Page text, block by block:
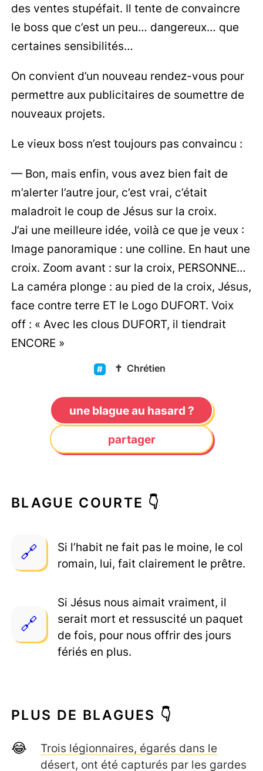
des ventes stupéfait. Il tente de convaincre
le boss que c’est un peu… dangereux… que
certaines sensibilités…
On convient d’un nouveau rendez-vous pour
permettre aux publicitaires de soumettre de
nouveaux projets.
Le vieux boss n’est toujours pas convaincu :
— Bon, mais enfin, vous avez bien fait de
m’alerter l’autre jour, c’est vrai, c’était
maladroit le coup de Jésus sur la croix.
J’ai une meilleure idée, voilà ce que je veux :
Image panoramique : une colline. En haut une
croix. Zoom avant : sur la croix, PERSONNE…
La caméra plonge : au pied de la croix, Jésus,
face contre terre ET le Logo DUFORT. Voix
off : « Avec les clous DUFORT, il tiendrait
ENCORE »
✝️ Chrétien
une blague au hasard ?
partager
BLAGUE COURTE 👇
Si l’habit ne fait pas le moine, le col
romain, lui, fait clairement le prêtre.
Si Jésus nous aimait vraiment, il
serait mort et ressuscité un paquet
de fois, pour nous offrir des jours
fériés en plus.
PLUS DE BLAGUES 👇
Trois légionnaires, égarés dans le
désert, ont été capturés par les gardes